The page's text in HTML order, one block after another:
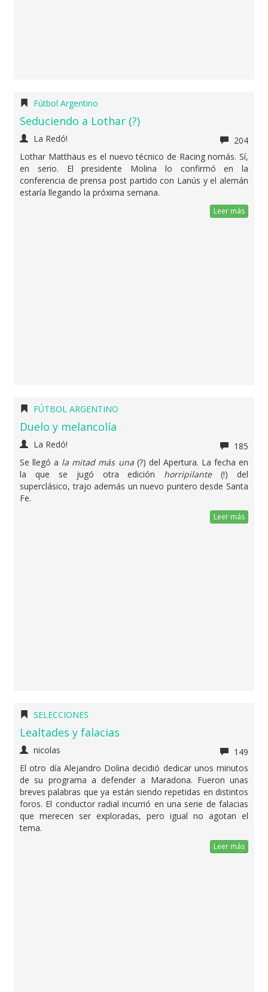
Fútbol Argentino
Seduciendo a Lothar (?)
La Redó!
204
Lothar Matthäus es el nuevo técnico de Racing nomás. Sí,
en serio. El presidente Molina lo confirmó en la
conferencia de prensa post partido con Lanús y el alemán
estaría llegando la próxima semana.
Leer más
FÚTBOL ARGENTINO
Duelo y melancolía
La Redó!
185
Se llegó a la mitad más una(?) del Apertura. La fecha en
la que se jugó otra edición horripilante(!) del
superclásico, trajo además un nuevo puntero desde Santa
Fe.
Leer más
SELECCIONES
Lealtades y falacias
nicolas
149
El otro día Alejandro Dolina decidió dedicar unos minutos
de su programa a defender a Maradona. Fueron unas
breves palabras que ya están siendo repetidas en distintos
foros. El conductor radial incurrió en una serie de falacias
que merecen ser exploradas, pero igual no agotan el
tema.
Leer más